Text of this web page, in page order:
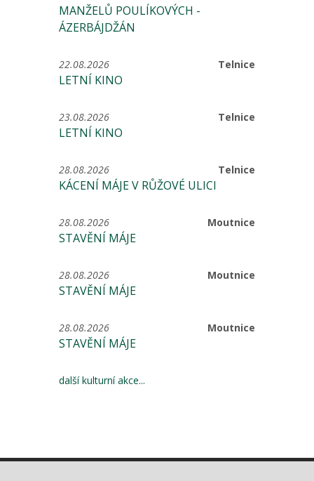
MANŽELŮ POULÍKOVÝCH -
ÁZERBÁJDŽÁN
Telnice
22.08.2026
LETNÍ KINO
Telnice
23.08.2026
LETNÍ KINO
Telnice
28.08.2026
KÁCENÍ MÁJE V RŮŽOVÉ ULICI
Moutnice
28.08.2026
STAVĚNÍ MÁJE
Moutnice
28.08.2026
STAVĚNÍ MÁJE
Moutnice
28.08.2026
STAVĚNÍ MÁJE
další kulturní akce...